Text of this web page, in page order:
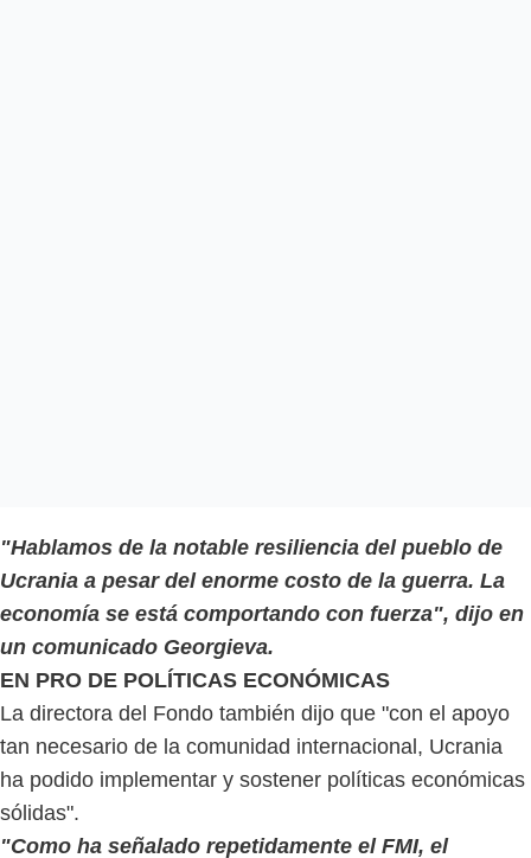
"Hablamos de la notable resiliencia del pueblo de
Ucrania a pesar del enorme costo de la guerra. La
economía se está comportando con fuerza", dijo en
un comunicado Georgieva.
EN PRO DE POLÍTICAS ECONÓMICAS
La directora del Fondo también dijo que "con el apoyo
tan necesario de la comunidad internacional, Ucrania
ha podido implementar y sostener políticas económicas
sólidas".
"Como ha señalado repetidamente el FMI, el